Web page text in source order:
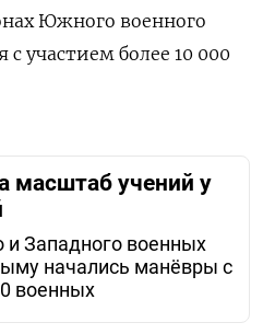
Южного военного
с участием более 10 000
масштаб учений у
Западного военных
начались манёвры с
военных